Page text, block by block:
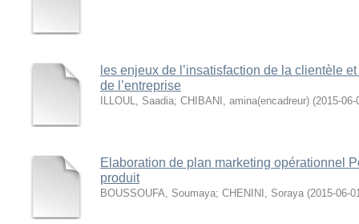
les enjeux de l’insatisfaction de la clientèle
de l’entreprise
ILLOUL, Saadia; CHIBANI, amina(encadreur) (2015-06-
Elaboration de plan marketing opérationnel
produit
BOUSSOUFA, Soumaya; CHENINI, Soraya (2015-06-